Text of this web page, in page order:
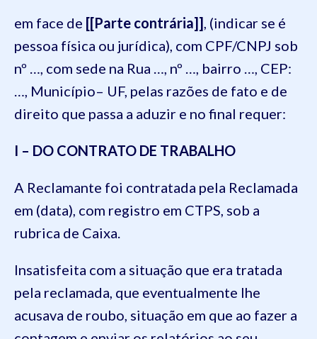
em face de [[Parte contrária]] , (indicar se é
pessoa física ou jurídica), com CPF/CNPJ sob
nº …, com sede na Rua …, nº …, bairro …, CEP:
…, Município– UF, pelas razões de fato e de
direito que passa a aduzir e no final requer:
I – DO CONTRATO DE TRABALHO
A Reclamante foi contratada pela Reclamada
em (data), com registro em CTPS, sob a
rubrica de Caixa.
Insatisfeita com a situação que era tratada
pela reclamada, que eventualmente lhe
acusava de roubo, situação em que ao fazer a